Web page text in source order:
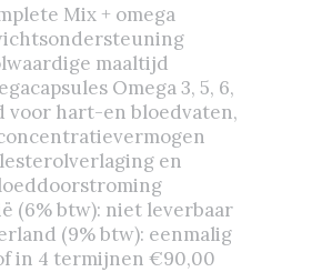
Mix + omega
maaltijd
Omega 3, 5, 6,
voor hart-en bloedvaten,
en
(6% btw): niet leverbaar
(9% btw): eenmalig
in 4 termijnen €90,00